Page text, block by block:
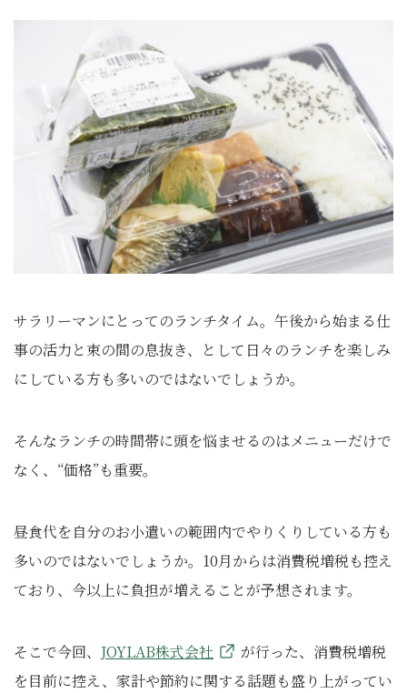
サラリーマンにとってのランチタイム。午後から始まる仕
事の活力と束の間の息抜き、として日々のランチを楽しみ
にしている方も多いのではないでしょうか。
そんなランチの時間帯に頭を悩ませるのはメニューだけで
なく、“価格”も重要。
昼食代を自分のお小遣いの範囲内でやりくりしている方も
多いのではないでしょうか。10月からは消費税増税も控え
ており、今以上に負担が増えることが予想されます。
そこで今回、 JOYLAB株式会社
が行った、消費税増税
を目前に控え、家計や節約に関する話題も盛り上がってい